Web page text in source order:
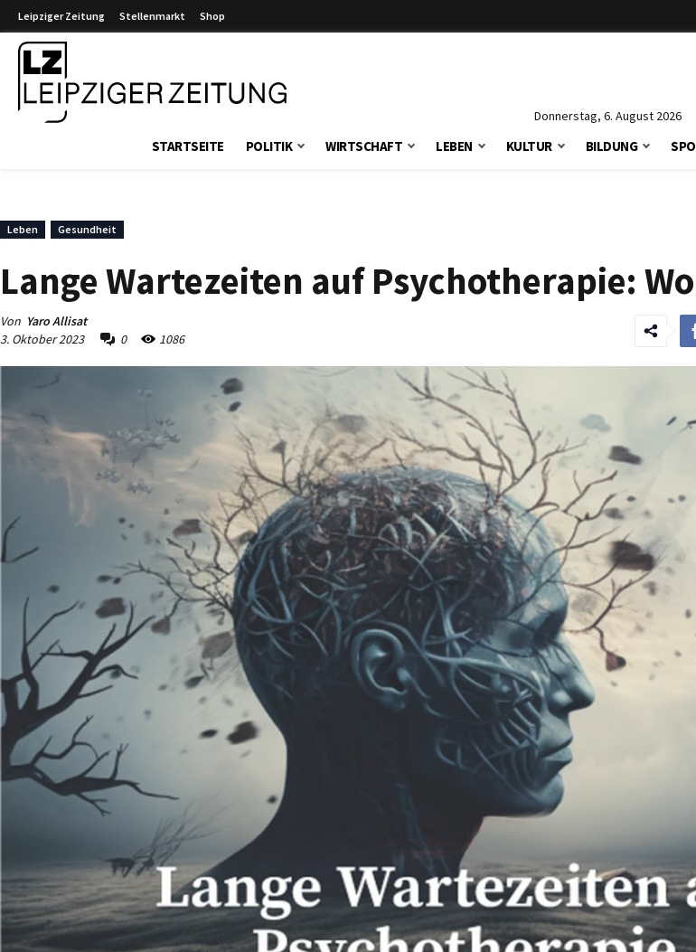
Leipziger Zeitung Stellenmarkt Shop
Donnerstag, 6. August 2026
STARTSEITE POLITIK WIRTSCHAFT LEBEN KULTUR BILDUNG
Leben Gesundheit
Lange Wartezeiten auf Psychotherapie:
Von Yaro Allisat
3. Oktober 2023
0 1086